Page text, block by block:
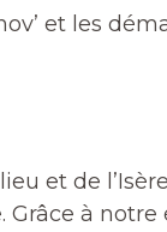
et les
et de
à notre